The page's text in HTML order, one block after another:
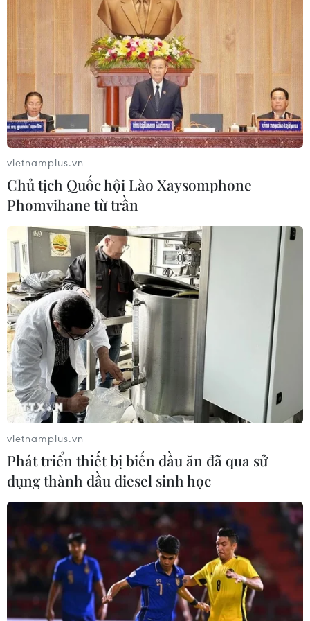
Venezuela cần tiếp tục hợp tác để giảm sản lượng dầu
mỏ và giúp duy trì ổn định giá “vàng đen.”
Iran: Mỹ sẽ chịu hậu quả nếu ngăn Iran
chuyển nhiên liệu tới Venezuela
16/05/2020 06:10
Hãng thông tấn Nour của Iran cảnh báo: "Nếu Mỹ muốn
tạo ra sự bất ổn ở vùng biển quốc tế, thì đó sẽ là một rủi
ro nguy hiểm và chắc chắn không thể tránh được hậu
quả."
vietnamplus.vn
Chủ tịch Quốc hội Lào Xaysomphone
Phomvihane từ trần
vietnamplus.vn
Phát triển thiết bị biến dầu ăn đã qua sử
dụng thành dầu diesel sinh học